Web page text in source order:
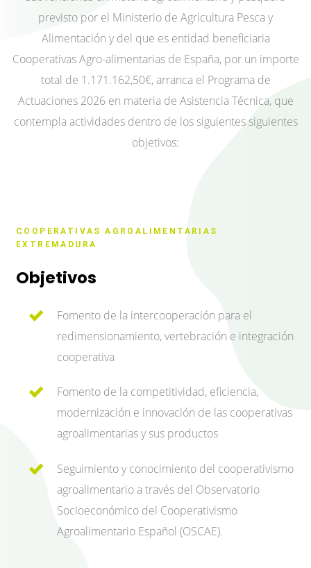
previsto por el Ministerio de Agricultura Pesca y
Alimentación y del que es entidad beneficiaria
Cooperativas Agro-alimentarias de España, por un importe
total de 1.171.162,50€, arranca el Programa de
Actuaciones 2026 en materia de Asistencia Técnica, que
contempla actividades dentro de los siguientes siguientes
objetivos:
COOPERATIVAS AGROALIMENTARIAS
EXTREMADURA
Objetivos
Fomento de la intercooperación para el
redimensionamiento, vertebración e integración
cooperativa
Fomento de la competitividad, eficiencia,
modernización e innovación de las cooperativas
agroalimentarias y sus productos
Seguimiento y conocimiento del cooperativismo
agroalimentario a través del Observatorio
Socioeconómico del Cooperativismo
Agroalimentario Español (OSCAE).